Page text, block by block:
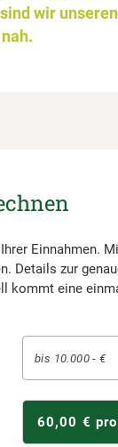
wir
Einnahmen.
Details zur
kommt eine
bis 10.000 - €
60,00 €